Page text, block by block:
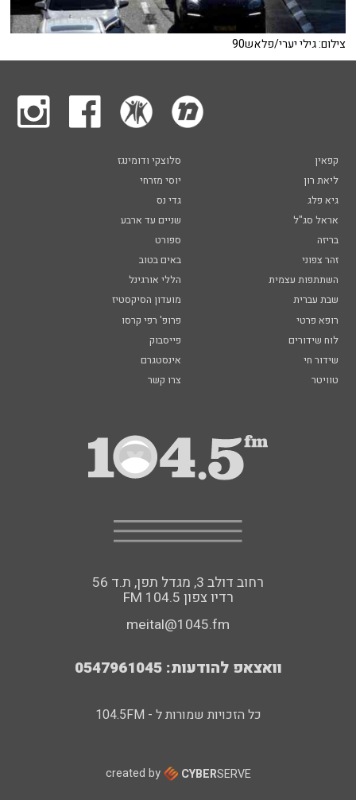
צילום: גילי יערי/פלאש90
קפאין
סלוצקי ודומינגז
ליאת רון
יוסי מזרחי
גיא פלג
גדי נס
אראל סג"ל
שניים עד ארבע
בריזה
ספורט
זהר צפוני
באים בטוב
השתתפות עצמית
הללי אורגינל
שבת עברית
מועדון הסיקסטיז
רופא פרטי
פרופ' רפי קרסו
לוח שידורים
פייסבוק
שידור חי
אינסטגרם
טוויטר
צרו קשר
רחוב דולב 3, מגדל תפן, ת.ד 56
FM רדיו צפון 104.5
meital@1045.fm
וואצאפ להודעות: 0547961045
כל הזכויות שמורות ל - 104.5FM
created by CYBERSERVE